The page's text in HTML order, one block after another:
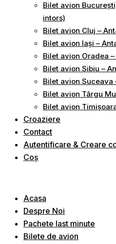
Bilet avion
intors)
Bilet avion Cluj –
Bilet avion Iași –
Bilet avion Oradea
Bilet avion Sibiu –
Bilet avion
Bilet avion Târgu
Bilet avion
Croaziere
Contact
Autentificare & Creare
Coș
Acasa
Despre Noi
Pachete last minute
Bilete de avion